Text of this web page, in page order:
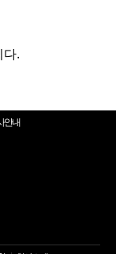
다.
안내